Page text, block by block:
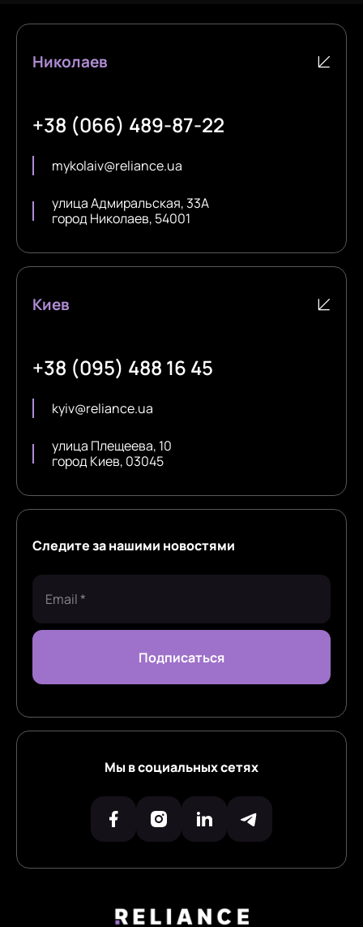
Николаев
+38 (066) 489-87-22
mykolaiv@reliance.ua
улица Адмиральская, 33А
город Николаев, 54001
Киев
+38 (095) 488 16 45
kyiv@reliance.ua
улица Плещеева, 10
город Киев, 03045
Следите за нашими новостями
Мы в социальных сетях